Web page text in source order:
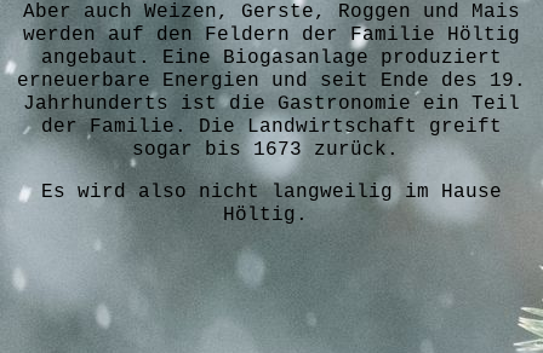
Aber auch Weizen, Gerste, Roggen und Mais
werden auf den Feldern der Familie Höltig
angebaut. Eine Biogasanlage produziert
erneuerbare Energien und seit Ende des 19.
Jahrhunderts ist die Gastronomie ein Teil
der Familie. Die Landwirtschaft greift
sogar bis 1673 zurück.
Es wird also nicht langweilig im Hause
Höltig.